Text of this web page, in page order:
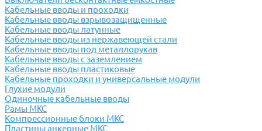
Кабельные вводы и проходки
Кабельные вводы взрывозащищенные
Кабельные вводы латунные
Кабельные вводы из нержавеющей стали
Кабельные вводы под металлорукав
Кабельные вводы с заземлением
Кабельные вводы пластиковые
Кабельные проходки и универсальные модули
Глухие модули
Одиночные кабельные вводы
Рамы МКС
Компрессионные блоки МКС
Пластины анкерные МКС